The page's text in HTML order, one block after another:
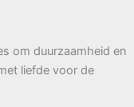
om duurzaamheid en
liefde voor de